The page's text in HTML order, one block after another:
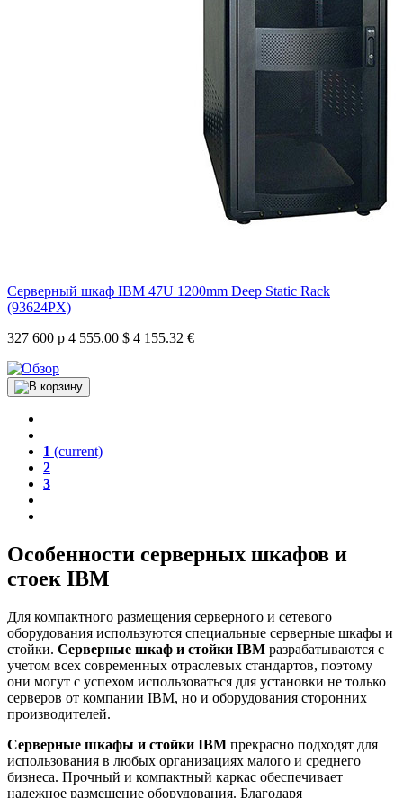
Серверный шкаф IBM 47U 1200mm Deep Static Rack
(93624PX)
327 600 р 4 555.00 $ 4 155.32 €
1 (current)
2
3
Особенности серверных шкафов и
стоек IBM
Для компактного размещения серверного и сетевого
оборудования используются специальные серверные шкафы и
стойки. Серверные шкаф и стойки IBM разрабатываются с
учетом всех современных отраслевых стандартов, поэтому
они могут с успехом использоваться для установки не только
серверов от компании IBM, но и оборудования сторонних
производителей.
Серверные шкафы и стойки IBM прекрасно подходят для
использования в любых организациях малого и среднего
бизнеса. Прочный и компактный каркас обеспечивает
надежное размещение оборудования. Благодаря